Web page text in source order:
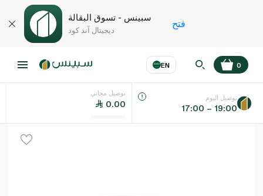
سبينس - تسوق البقالة
ديجيتال آند كود
فتح
EN
اللغة عر
0
توصيل مجاني
0.00
توصيل اليوم
17:00 – 19:00